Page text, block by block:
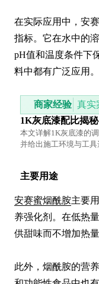
在实际应用中，安
指标。它在水中的
pH值和温度条件下
料中都有广泛应用。
商家经验 真实
1K灰底漆配比揭秘
本文详解1K灰底漆的
并给出施工环境与工
主要用途
安赛蜜烟酰胺主要
养强化剂。在低热
供甜味而不增加热
此外，烟酰胺的营